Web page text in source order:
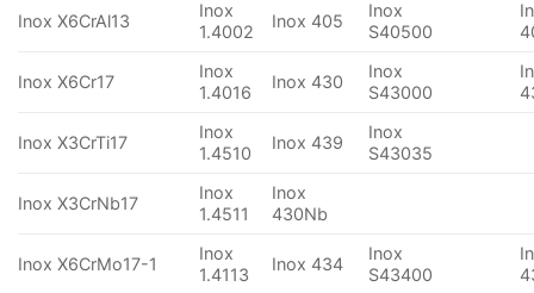
Inox X6CrAl13
Inox
1.4002
Inox 405
Inox
S40500
Inox X6Cr17
Inox
1.4016
Inox 430
Inox
S43000
Inox X3CrTi17
Inox
1.4510
Inox 439
Inox
S43035
Inox X3CrNb17
Inox
1.4511
Inox
430Nb
Inox X6CrMo17-1
Inox
1.4113
Inox 434
Inox
S43400